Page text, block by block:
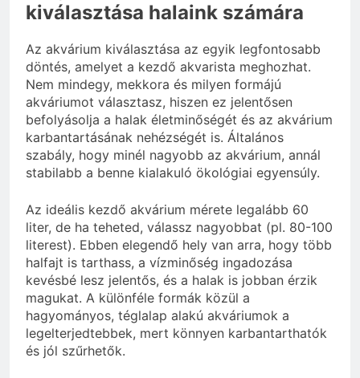
kiválasztása halaink számára
Az akvárium kiválasztása az egyik legfontosabb
döntés, amelyet a kezdő akvarista meghozhat.
Nem mindegy, mekkora és milyen formájú
akváriumot választasz, hiszen ez jelentősen
befolyásolja a halak életminőségét és az akvárium
karbantartásának nehézségét is. Általános
szabály, hogy minél nagyobb az akvárium, annál
stabilabb a benne kialakuló ökológiai egyensúly.
Az ideális kezdő akvárium mérete legalább 60
liter, de ha teheted, válassz nagyobbat (pl. 80-100
literest). Ebben elegendő hely van arra, hogy több
halfajt is tarthass, a vízminőség ingadozása
kevésbé lesz jelentős, és a halak is jobban érzik
magukat. A különféle formák közül a
hagyományos, téglalap alakú akváriumok a
legelterjedtebbek, mert könnyen karbantarthatók
és jól szűrhetők.